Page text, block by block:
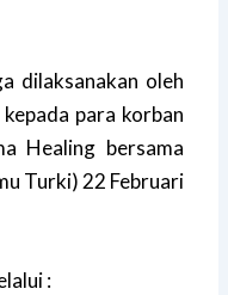
dilaksanakan oleh
para korban
Healing bersama
Turki) 22 Februari
: